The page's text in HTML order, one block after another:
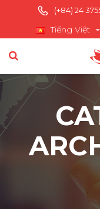
(+84) 24
Tiếng Việt